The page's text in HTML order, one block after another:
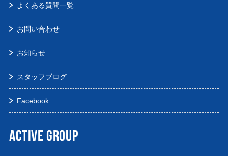
よくある質問一覧
お問い合わせ
お知らせ
スタッフブログ
Facebook
ACTIVE GROUP